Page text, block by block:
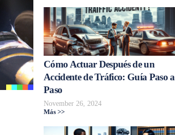
Cómo Actuar Después de un
Accidente de Tráfico: Guía Paso a
Paso
November 26, 2024
Más >>